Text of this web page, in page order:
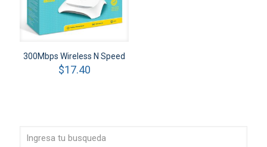
300Mbps Wireless N Speed
$17.40